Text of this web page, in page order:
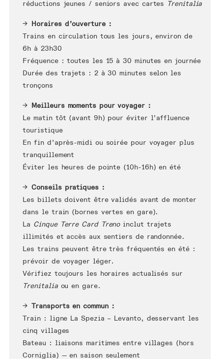
réductions jeunes / seniors avec cartes
Trenitalia
Horaires d’ouverture :
Trains en circulation tous les jours, environ de
6h à 23h30
Fréquence : toutes les 15 à 30 minutes en journée
Durée des trajets : 2 à 30 minutes selon les
tronçons
Meilleurs moments pour voyager :
Le matin tôt (avant 9h) pour éviter l’affluence
touristique
En fin d’après-midi ou soirée pour voyager plus
tranquillement
Éviter les heures de pointe (10h-16h) en été
Conseils pratiques :
Les billets doivent être validés avant de monter
dans le train (bornes vertes en gare).
La Cinque Terre Card Trenoinclut trajets
illimités et accès aux sentiers de randonnée.
Les trains peuvent être très fréquentés en été :
prévoir de voyager léger.
Vérifiez toujours les horaires actualisés sur
Trenitaliaou en gare.
Transports en commun :
Train : ligne La Spezia – Levanto, desservant les
cinq villages
Bateau : liaisons maritimes entre villages (hors
Corniglia) — en saison seulement